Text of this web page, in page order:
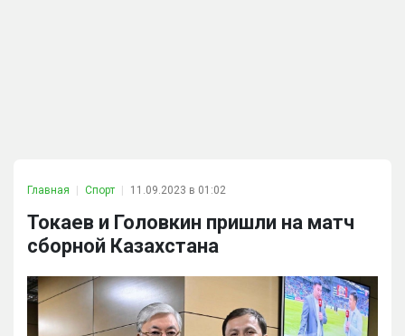
Главная Спорт 11.09.2023 в 01:02
Токаев и Головкин пришли на матч
сборной Казахстана